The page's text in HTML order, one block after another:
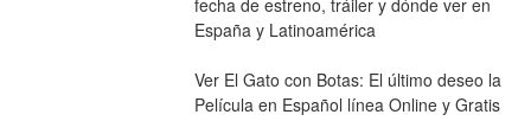
España y Latinoamérica
Ver El Gato con Botas: El último deseo la
Película en Español línea Online y Gratis